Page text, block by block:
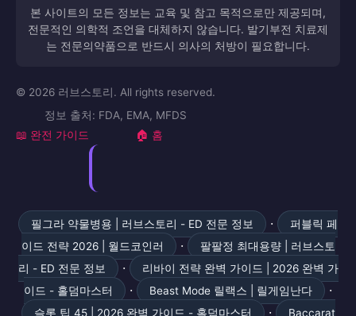
본 사이트의 모든 정보는 교육 및 참고 목적으로만 제공되며,
전문적인 의학적 조언을 대체하지 않습니다. 발기부전 치료제
는 전문의약품으로 반드시 의사의 처방이 필요합니다.
© 2026 러브스토리. All rights reserved.
정보 출처: FDA, EMA, MFDS
📖 완전 가이드 🏠 홈
필그라 약물병용 | 러브스토리 - ED 전문 정보 ·
퍼블릭 페
이드 전략 2026 | 월드코인러
·
팔팔정 최대용량 | 러브스토
리 - ED 전문 정보
·
리바이 전략 완벽 가이드 | 2026 완벽 가
이드 - 홀덤마스터
· Beast Mode 릴랙스 | 릴게임난다 ·
슬롯 팁 45 | 2026 완벽 가이드 - 홀덤마스터 · Baccarat